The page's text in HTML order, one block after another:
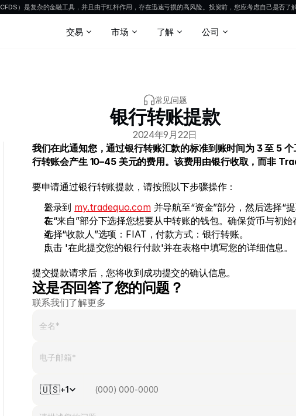
）是复杂的金融工具，并且由于杠杆作用，存在迅速亏损的高风险。投资前，您应考虑自己是否了
交易 市场 了解 公司
常见问题
银行转账提款
2024年9月22日
我们在此通知您，通过银行转账汇款的标准到账时间为 3 至 5
行转账会产生 10–45 美元的费用。该费用由银行收取，而非
要申请通过银行转账提款，请按照以下步骤操作：
登录到 my.tradequo.com 并导航至“资金”部分，然后选择“
在“来自”部分下选择您想要从中转账的钱包。确保货币与初
选择“收款人”选项：FIAT，付款方式：银行转账。
点击 '在此提交您的银行付款'并在表格中填写您的详细信息。
提交提款请求后，您将收到成功提交的确认信息。
这是否回答了您的问题？
联系我们了解更多
🇺🇸+1